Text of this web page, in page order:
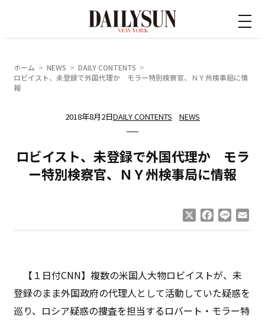
ホーム NEWS
DAILY CONTENTS
ロビイスト、未登録で外国代理か モラー特別検察官、ＮＹ州検事局に情
報
2018年8月2日DAILY CONTENTS NEWS
ロビイスト、未登録で外国代理か モラ
ー特別検察官、ＮＹ州検事局に情報
Facebook
Line
【１日付CNN】複数の米国人大物ロビイストが、未
登録のまま外国政府の代理人として活動していた疑惑を
巡り、ロシア疑惑の捜査を担当するロバート・モラー特